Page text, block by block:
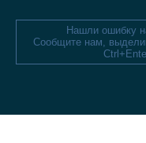
Нашли ошибку
Сообщите нам,